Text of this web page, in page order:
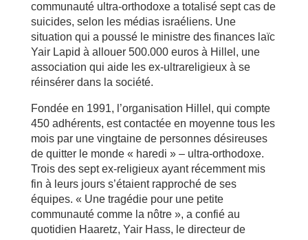
communauté ultra-orthodoxe a totalisé sept cas de
suicides, selon les médias israéliens. Une
situation qui a poussé le ministre des finances laïc
Yair Lapid à allouer 500.000 euros à Hillel, une
association qui aide les ex-ultrareligieux à se
réinsérer dans la société.
Fondée en 1991, l’organisation Hillel, qui compte
450 adhérents, est contactée en moyenne tous les
mois par une vingtaine de personnes désireuses
de quitter le monde « haredi » – ultra-orthodoxe.
Trois des sept ex-religieux ayant récemment mis
fin à leurs jours s’étaient rapproché de ses
équipes. « Une tragédie pour une petite
communauté comme la nôtre », a confié au
quotidien Haaretz, Yair Hass, le directeur de